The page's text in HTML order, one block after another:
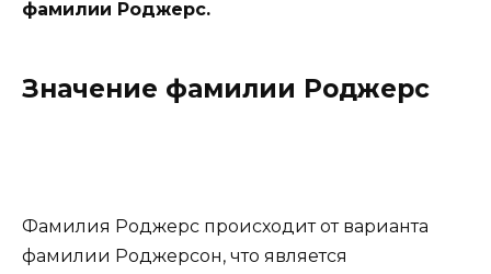
фамилии Роджерс.
Значение фамилии Роджерс
Фамилия Роджерс происходит от варианта
фамилии Роджерсон, что является